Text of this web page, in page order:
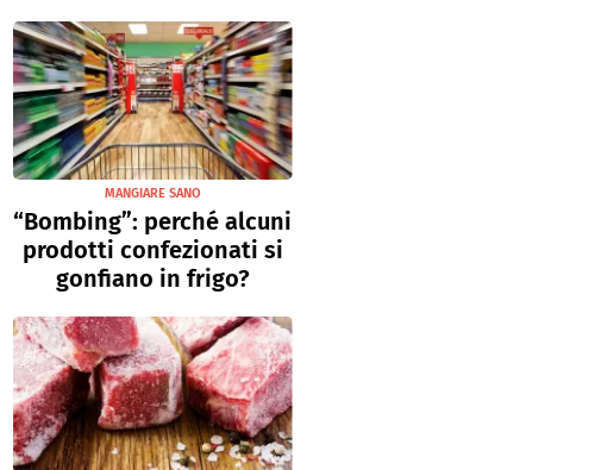
MANGIARE SANO
“Bombing”: perché alcuni
prodotti confezionati si
gonfiano in frigo?